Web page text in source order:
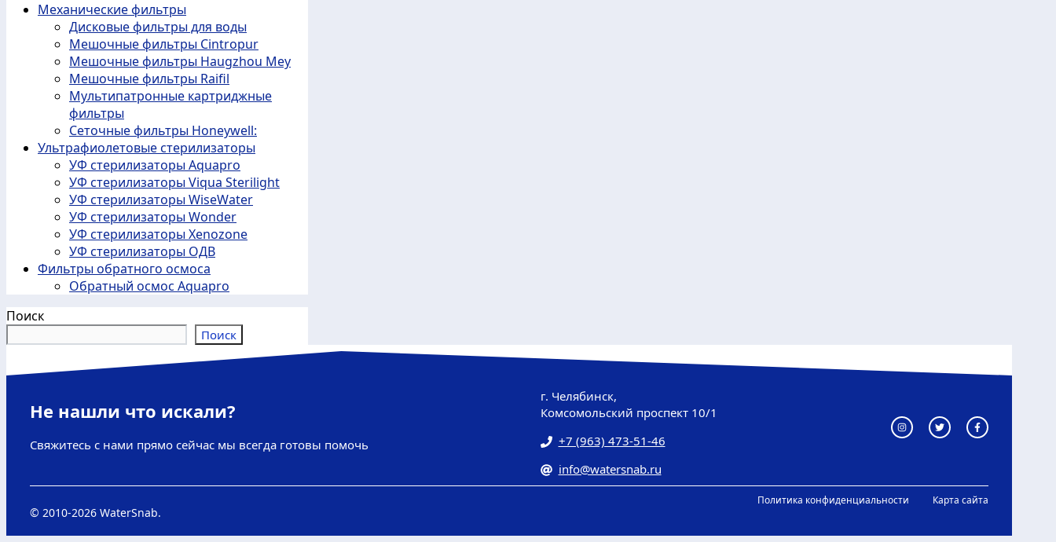
Механические фильтры
Дисковые фильтры для воды
Мешочные фильтры Cintropur
Мешочные фильтры Haugzhou Mey
Мешочные фильтры Raifil
Мультипатронные картриджные
фильтры
Сеточные фильтры Honeywell:
Ультрафиолетовые стерилизаторы
УФ стерилизаторы Aquapro
УФ стерилизаторы Viqua Sterilight
УФ стерилизаторы WiseWater
УФ стерилизаторы Wonder
УФ стерилизаторы Xenozone
УФ стерилизаторы ОДВ
Фильтры обратного осмоса
Обратный осмос Aquapro
Поиск
Поиск
Не нашли что искали?
Свяжитесь с нами прямо сейчас мы всегда готовы помочь
г. Челябинск,
Комсомольский проспект 10/1
+7 (963) 473-51-46
info@watersnab.ru
© 2010-2026 WaterSnab.
Политика конфиденциальности Карта сайта